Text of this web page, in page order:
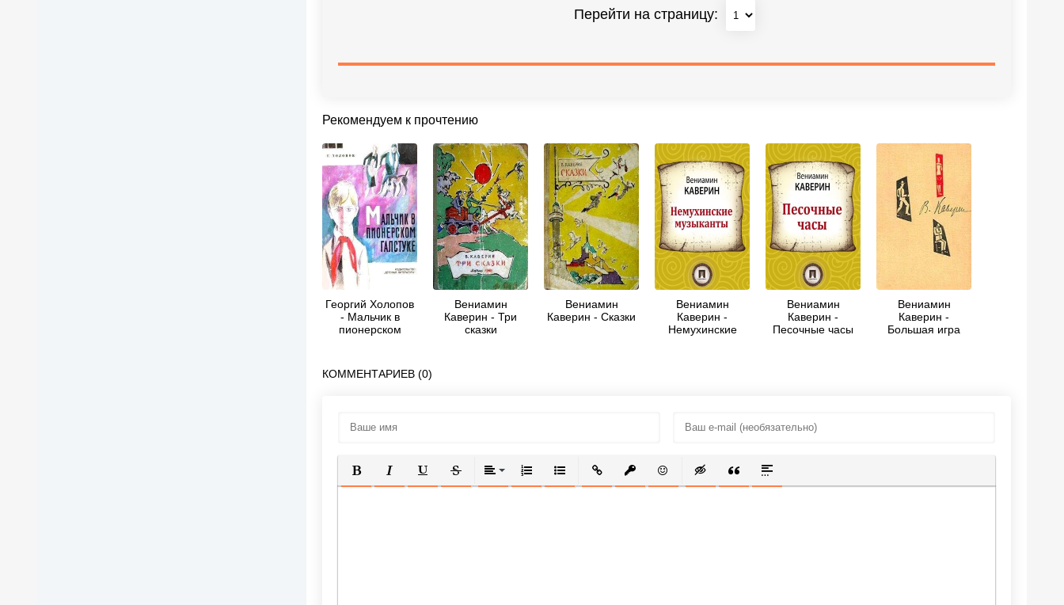
Перейти на страницу:
Рекомендуем к прочтению
Георгий Холопов
- Мальчик в
пионерском
Вениамин
Каверин - Три
сказки
Вениамин
Каверин - Сказки
Вениамин
Каверин -
Немухинские
Вениамин
Каверин -
Песочные часы
Вениамин
Каверин -
Большая игра
КОММЕНТАРИЕВ (0)
ПОЛУЖИРНЫЙ
КУРСИВПОДЧЕРКНУТЫЙ
ЗАЧЕРКНУТЫЙВЫРАВНИВАНИЕ
НУМЕРОВАННЫЙ СПИСОК
МАРКИРОВАННЫЙ СПИСОК
ВСТАВИТЬ ССЫЛКУ
ВСТАВИТЬ ЗАЩИЩЕННУЮ ССЫЛКУ
ВСТАВИТЬ СМАЙЛИК
ВСТАВКА СКРЫТОГО ТЕКСТА
ВСТАВКА ЦИТАТЫ
ВСТАВКА СПОЙЛЕРА